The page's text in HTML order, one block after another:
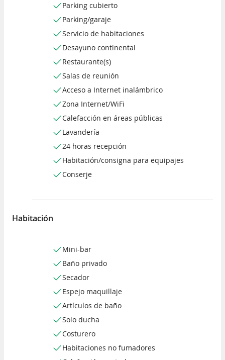
Parking cubierto
Parking/garaje
Servicio de habitaciones
Desayuno continental
Restaurante(s)
Salas de reunión
Acceso a Internet inalámbrico
Zona Internet/WiFi
Calefacción en áreas públicas
Lavandería
24 horas recepción
Habitación/consigna para equipajes
Conserje
Habitación
Mini-bar
Baño privado
Secador
Espejo maquillaje
Artículos de baño
Solo ducha
Costurero
Habitaciones no fumadores